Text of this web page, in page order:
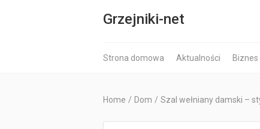
Grzejniki-net
Strona domowa Aktualności Biznes
Home / Dom / Szal wełniany damski –